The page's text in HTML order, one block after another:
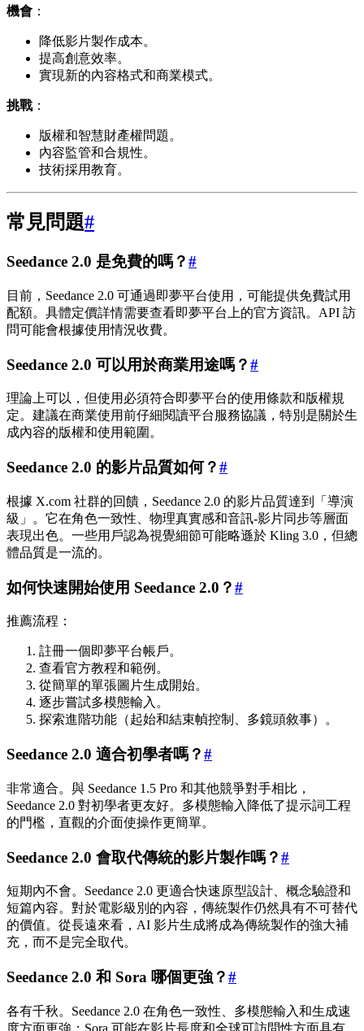
機會 ：
降低影片製作成本。
提高創意效率。
實現新的內容格式和商業模式。
挑戰：
版權和智慧財產權問題。
內容監管和合規性。
技術採用教育。
常見問題#
Seedance 2.0 是免費的嗎？#
目前，Seedance 2.0 可通過即夢平台使用，可能提供免費試用
配額。具體定價詳情需要查看即夢平台上的官方資訊。API 訪
問可能會根據使用情況收費。
Seedance 2.0 可以用於商業用途嗎？#
理論上可以，但使用必須符合即夢平台的使用條款和版權規
定。建議在商業使用前仔細閱讀平台服務協議，特別是關於生
成內容的版權和使用範圍。
Seedance 2.0 的影片品質如何？#
根據 X.com 社群的回饋，Seedance 2.0 的影片品質達到「導演
級」。它在角色一致性、物理真實感和音訊-影片同步等層面
表現出色。一些用戶認為視覺細節可能略遜於 Kling 3.0，但總
體品質是一流的。
如何快速開始使用 Seedance 2.0？#
推薦流程：
註冊一個即夢平台帳戶。
查看官方教程和範例。
從簡單的單張圖片生成開始。
逐步嘗試多模態輸入。
探索進階功能（起始和結束幀控制、多鏡頭敘事）。
Seedance 2.0 適合初學者嗎？#
非常適合。與 Seedance 1.5 Pro 和其他競爭對手相比，
Seedance 2.0 對初學者更友好。多模態輸入降低了提示詞工程
的門檻，直觀的介面使操作更簡單。
Seedance 2.0 會取代傳統的影片製作嗎？#
短期內不會。Seedance 2.0 更適合快速原型設計、概念驗證和
短篇內容。對於電影級別的內容，傳統製作仍然具有不可替代
的價值。從長遠來看，AI 影片生成將成為傳統製作的強大補
充，而不是完全取代。
Seedance 2.0 和 Sora 哪個更強？#
各有千秋。Seedance 2.0 在角色一致性、多模態輸入和生成速
度方面更強；Sora 可能在影片長度和全球可訪問性方面具有